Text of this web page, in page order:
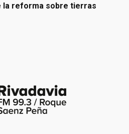
la reforma sobre tierras